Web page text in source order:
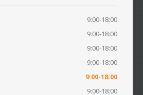
9:00-18:00
9:00-18:00
9:00-18:00
9:00-18:00
9:00-18:00
9:00-18:00